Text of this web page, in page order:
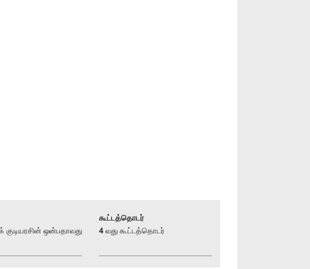
ஒன்பதாவது
கூட்டத்தொடர்
4 வது கூட்டத்தொடர்